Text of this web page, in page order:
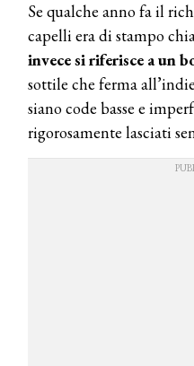
Se qualche anno fa il
capelli era di stampo
invece si riferisce a un
sottile che ferma
siano code basse e
rigorosamente lasciati